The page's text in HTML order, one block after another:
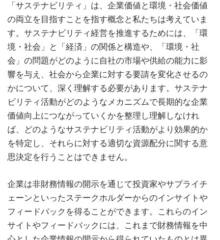
「サステナビリティ」は、企業価値と環境・社会価値
の両立を目指すことを指す概念と私たちは考えていま
す。サステナビリティ経営を推進するためには、「環
境・社会」と「経済」の関係と構造や、「環境・社
会」の問題がどのように自社の市場や供給の能力に影
響を与え、社会から企業に対する要請を変化させるの
かについて、深く理解する必要があります。サステナ
ビリティ活動がどのようなメカニズムで長期的な企業
価値向上につながっていくかを整理し理解しなけれ
ば、どのようなサステナビリティ活動がより効果的か
を特定し、それらに対する適切な資源配分に関する意
思決定を行うことはできません。
企業は非財務情報の開示を通じて投資家やサプライチ
ェーンといったステークホルダーからのインサイトや
フィードバックを得ることができます。これらのイン
サイトやフィードバックには、これまで財務情報を中